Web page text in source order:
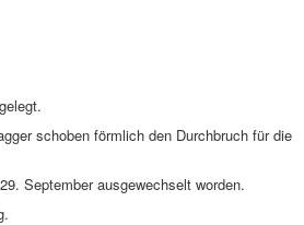
schoben förmlich den Durchbruch für die
September ausgewechselt worden.